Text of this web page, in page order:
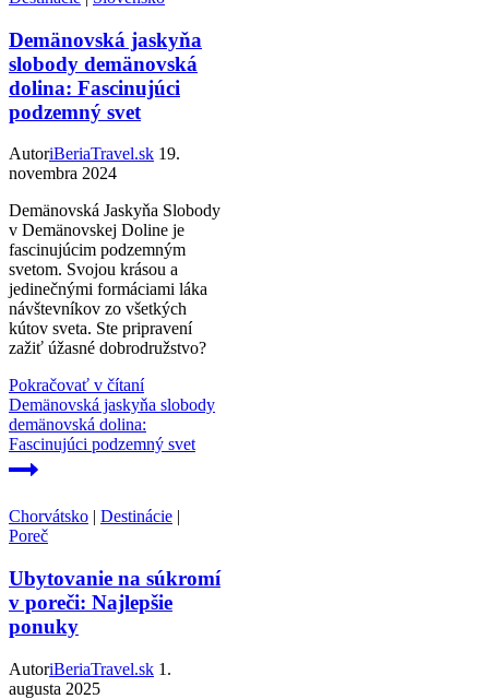
Demänovská jaskyňa
slobody demänovská
dolina: Fascinujúci
podzemný svet
AutoriBeriaTravel.sk 19.
novembra 2024
Demänovská Jaskyňa Slobody
v Demänovskej Doline je
fascinujúcim podzemným
svetom. Svojou krásou a
jedinečnými formáciami láka
návštevníkov zo všetkých
kútov sveta. Ste pripravení
zažiť úžasné dobrodružstvo?
Pokračovať v čítaní
Demänovská jaskyňa slobody
demänovská dolina:
Fascinujúci podzemný svet
Chorvátsko | Destinácie |
Poreč
Ubytovanie na súkromí
v poreči: Najlepšie
ponuky
AutoriBeriaTravel.sk 1.
augusta 2025